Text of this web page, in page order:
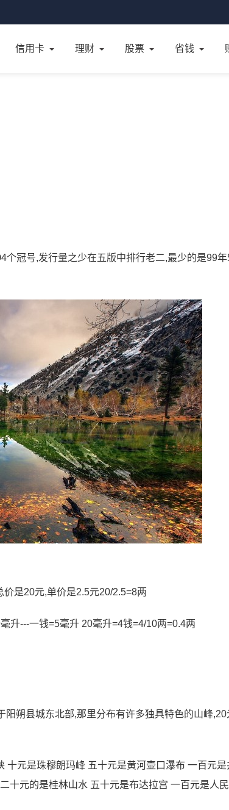
信用卡 理财 股票 省钱
冠号,发行量之少在五版中排行老二,最少的是99年
是20元,单价是2.5元20/2.5=8两
升---一钱=5毫升 20毫升=4钱=4/10两=0.4两
朔县城东北部,那里分布有许多独具特色的山峰,20
元是珠穆朗玛峰 五十元是黄河壶口瀑布 一百元是
十元的是桂林山水 五十元是布达拉宫 一百元是人